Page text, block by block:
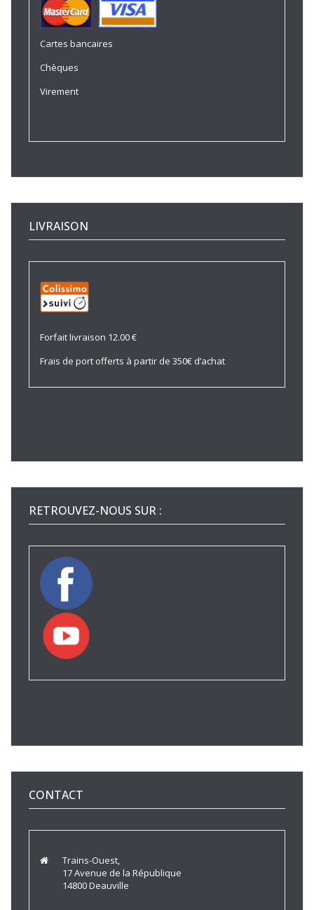
Cartes bancaires
Chèques
Virement
LIVRAISON
Forfait livraison 12.00 €
Frais de port offerts à partir de 350€ d’achat
RETROUVEZ-NOUS SUR :
CONTACT
Trains-Ouest,
17 Avenue de la République
14800 Deauville